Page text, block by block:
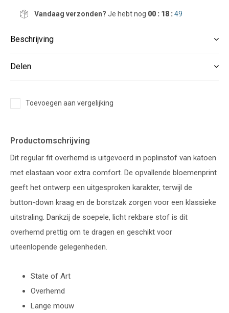
Vandaag verzonden? Je hebt nog 00 : 18 :49
Beschrijving
Delen
Toevoegen aan vergelijking
Productomschrijving
Dit regular fit overhemd is uitgevoerd in poplinstof van katoen
met elastaan voor extra comfort. De opvallende bloemenprint
geeft het ontwerp een uitgesproken karakter, terwijl de
button-down kraag en de borstzak zorgen voor een klassieke
uitstraling. Dankzij de soepele, licht rekbare stof is dit
overhemd prettig om te dragen en geschikt voor
uiteenlopende gelegenheden.
State of Art
Overhemd
Lange mouw